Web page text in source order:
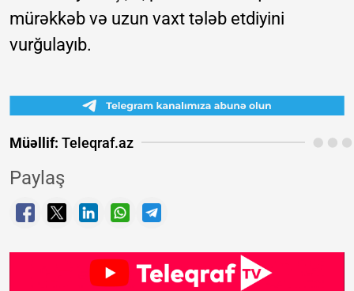
mürəkkəb və uzun vaxt tələb etdiyini
vurğulayıb.
Müəllif: Teleqraf.az
Paylaş